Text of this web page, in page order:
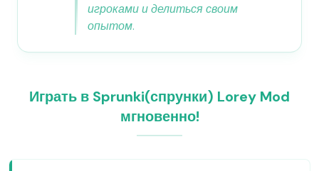
игроками и делиться своим
опытом.
Играть в Sprunki(спрунки) Lorey Mod
мгновенно!